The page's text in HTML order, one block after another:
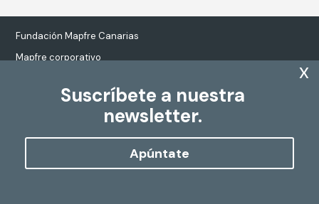
Suscríbete a nuestra
newsletter.
Apúntate
x
Fundación Mapfre Canarias
Mapfre corporativo
Tratamiento de datos personales
Política de Cookies